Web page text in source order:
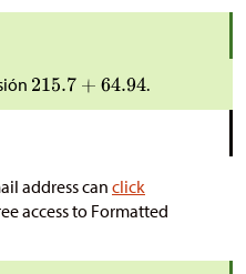
.
address can click
access to Formatted